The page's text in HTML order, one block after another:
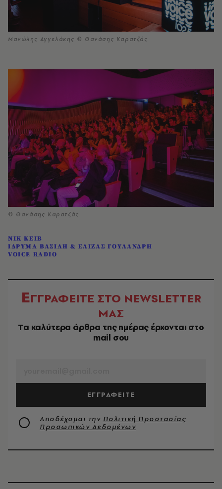
Μανώλης Αγγελάκης © Θανάσης Καρατζάς
© Θανάσης Καρατζάς
ΝΙΚ ΚΕΙΒ
ΙΔΡΥΜΑ ΒΑΣΙΛΗ & ΕΛΙΖΑΣ ΓΟΥΛΑΝΔΡΗ
VOICE RADIO
ΕΓΓΡΑΦΕΙΤΕ ΣΤΟ NEWSLETTER
ΜΑΣ
Tα καλύτερα άρθρα της ημέρας έρχονται στο
mail σου
ΕΓΓΡΑΦΕΙΤΕ
Αποδέχομαι την Πολιτική Προστασίας
Προσωπικών Δεδομένων